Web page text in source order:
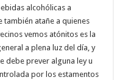
alcohólicas a
también atañe a quienes
vemos atónitos es la
a plena luz del día, y
debe prever alguna ley u
por los estamentos